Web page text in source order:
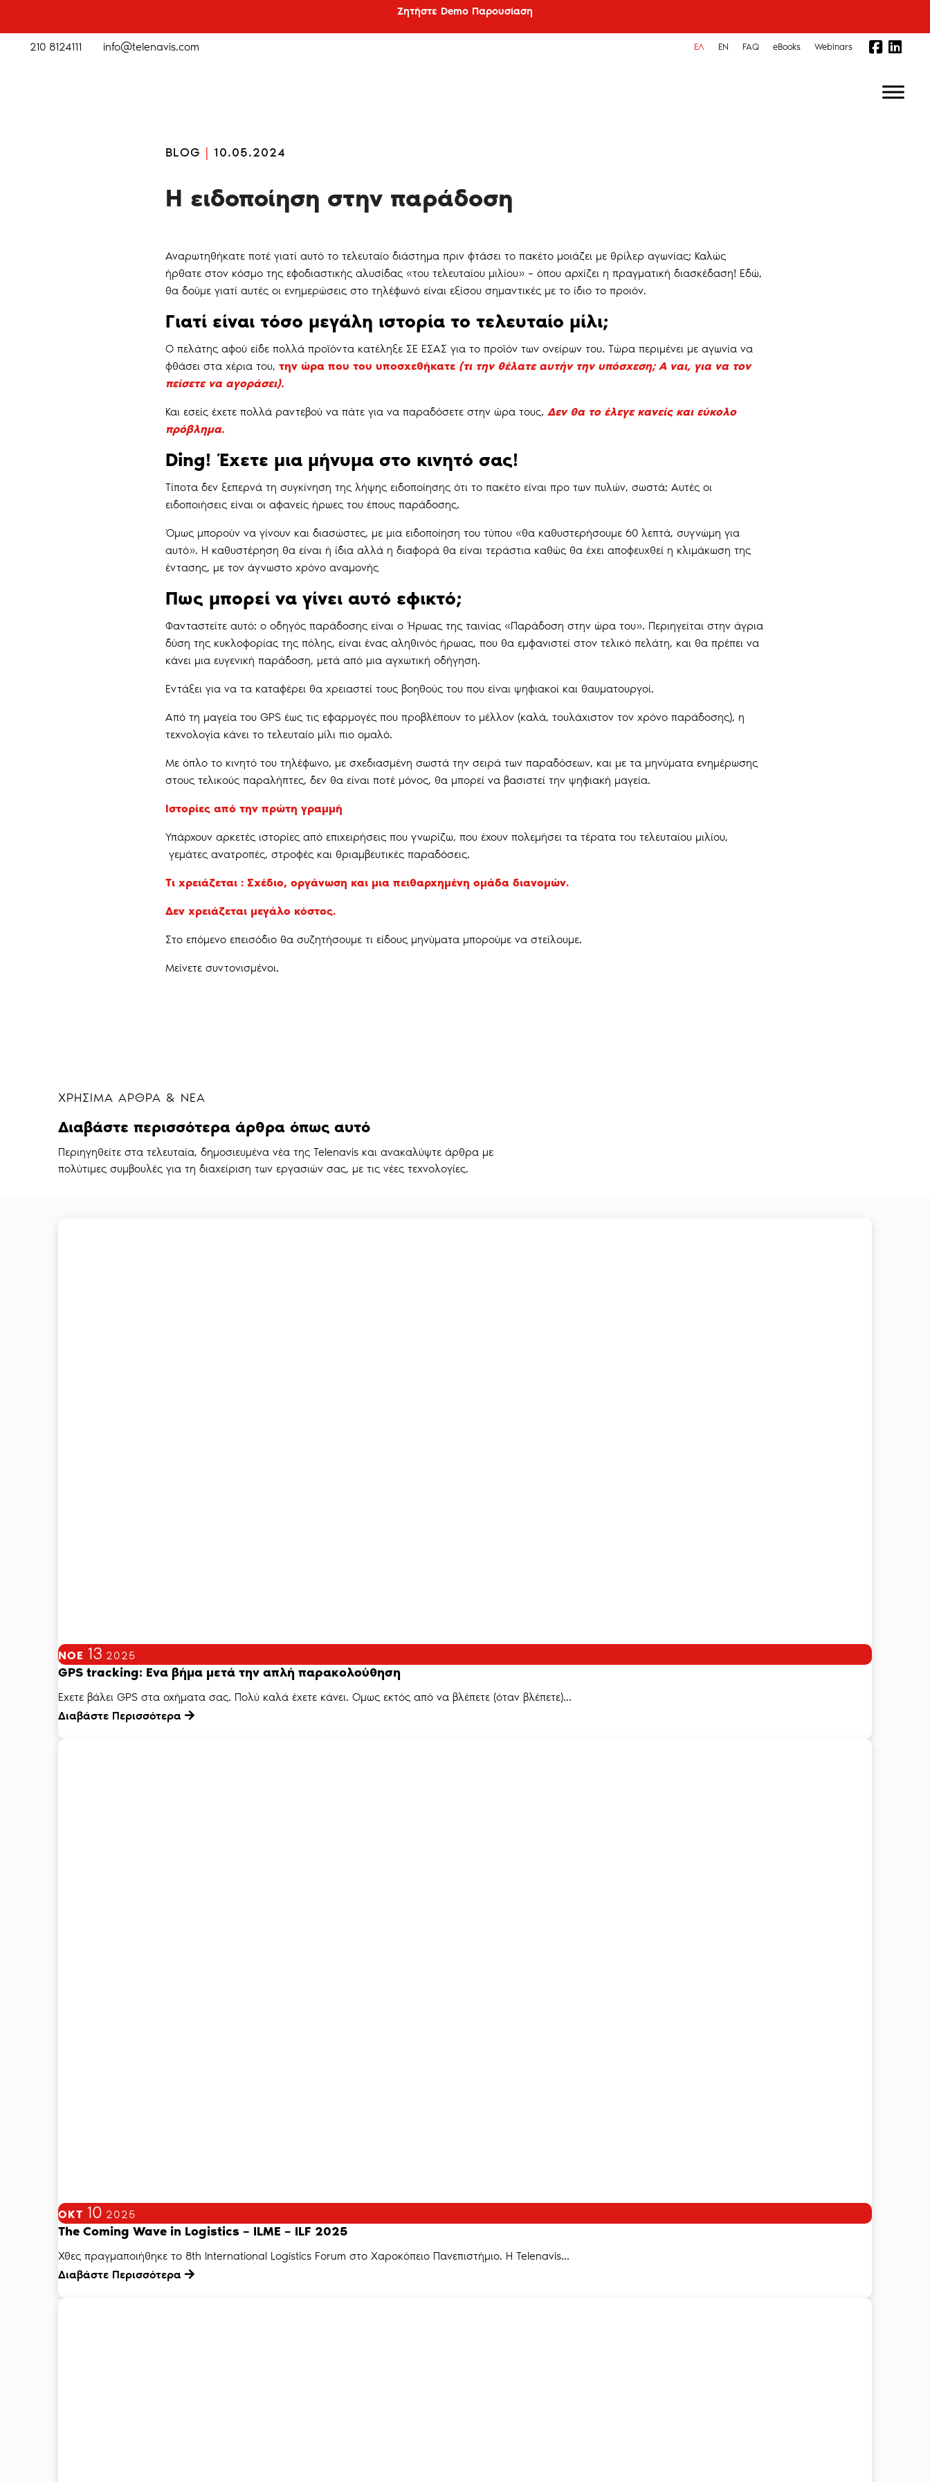
Ζητήστε Demo Παρουσίαση
210 8124111 info@telenavis.com ΕΛ EN FAQ eBooks Webinars
BLOG | 10.05.2024
Η ειδοποίηση στην παράδοση
Αναρωτηθήκατε ποτέ γιατί αυτό το τελευταίο διάστημα πριν φτάσει το πακέτο μοιάζει με θρίλερ αγωνίας; Καλώς
ήρθατε στον κόσμο της εφοδιαστικής αλυσίδας «του τελευταίου μιλίου» – όπου αρχίζει η πραγματική διασκέδαση! Εδώ,
θα δούμε γιατί αυτές οι ενημερώσεις στο τηλέφωνό είναι εξίσου σημαντικές με το ίδιο το προιόν.
Γιατί είναι τόσο μεγάλη ιστορία το τελευταίο μίλι;
Ο πελάτης αφού είδε πολλά προϊόντα κατέληξε ΣΕ ΕΣΑΣ για το προϊόν των ονείρων του. Τώρα περιμένει με αγωνία να
φθάσει στα χέρια του,την ώρα που του υποσχεθήκατε (τι την θέλατε αυτήν την υπόσχεση; Α ναι, για να τον
πείσετε να αγοράσει).
Και εσείς έχετε πολλά ραντεβού να πάτε για να παραδόσετε στην ώρα τους. Δεν θα το έλεγε κανείς και εύκολο
πρόβλημα.
Ding! Έχετε μια μήνυμα στο κινητό σας!
Τίποτα δεν ξεπερνά τη συγκίνηση της λήψης ειδοποίησης ότι το πακέτο είναι προ των πυλών, σωστά; Αυτές οι
ειδοποιήσεις είναι οι αφανείς ήρωες του έπους παράδοσης.
Όμως μπορούν να γίνουν και διασώστες, με μια ειδοποίηση του τύπου «θα καθυστερήσουμε 60 λεπτά, συγνώμη για
αυτό». Η καθυστέρηση θα είναι ή ίδια αλλά η διαφορά θα είναι τεράστια καθώς θα έχει αποφευχθεί η κλιμάκωση της
έντασης, με τον άγνωστο χρόνο αναμονής
Πως μπορεί να γίνει αυτό εφικτό;
Φανταστείτε αυτό: ο οδηγός παράδοσης είναι ο Ήρωας της ταινίας «Παράδοση στην ώρα του». Περιηγείται στην άγρια
δύση της κυκλοφορίας της πόλης, είναι ένας αληθινός ήρωας, που θα εμφανιστεί στον τελικό πελάτη, και θα πρέπει να
κάνει μια ευγενική παράδοση, μετά από μια αγχωτική οδήγηση.
Εντάξει για να τα καταφέρει θα χρειαστεί τους βοηθούς του που είναι ψηφιακοί και θαυματουργοί.
Από τη μαγεία του GPS έως τις εφαρμογές που προβλέπουν το μέλλον (καλά, τουλάχιστον τον χρόνο παράδοσης), η
τεχνολογία κάνει το τελευταίο μίλι πιο ομαλό.
Με όπλο το κινητό του τηλέφωνο, με σχεδιασμένη σωστά την σειρά των παραδόσεων, και με τα μηνύματα ενημέρωσης
στους τελικούς παραλήπτες, δεν θα είναι ποτέ μόνος, θα μπορεί να βασιστεί την ψηφιακή μαγεία.
Ιστορίες από την πρώτη γραμμή
Υπάρχουν αρκετές ιστορίες από επιχειρήσεις που γνωρίζω, που έχουν πολεμήσει τα τέρατα του τελευταίου μιλίου,
γεμάτες ανατροπές, στροφές και θριαμβευτικές παραδόσεις.
Τι χρειάζεται : Σχέδιο, οργάνωση και μια πειθαρχημένη ομάδα διανομών.
Δεν χρειάζεται μεγάλο κόστος.
Στο επόμενο επεισόδιο θα συζητήσουμε τι είδους μηνύματα μπορούμε να στείλουμε.
Μείνετε συντονισμένοι.
ΧΡΗΣΙΜΑ ΑΡΘΡΑ & ΝΕΑ
Διαβάστε περισσότερα άρθρα όπως αυτό
Περιηγηθείτε στα τελευταία, δημοσιευμένα νέα της Telenavis και ανακαλύψτε άρθρα με
πολύτιμες συμβουλές για τη διαχείριση των εργασιών σας, με τις νέες τεχνολογίες.
ΝΟΈ 13 2025
GPS tracking: Ενα βήμα μετά την απλή παρακολούθηση
Εχετε βάλει GPS στα οχήματα σας. Πολύ καλά έχετε κάνει. Ομως εκτός από να βλέπετε (όταν βλέπετε)...
Διαβάστε Περισσότερα
ΟΚΤ 10 2025
The Coming Wave in Logistics – ILME – ILF 2025
Χθες πραγμαποιήθηκε το 8th International Logistics Forum στο Χαροκόπειο Πανεπιστήμιο. Η Telenavis...
Διαβάστε Περισσότερα